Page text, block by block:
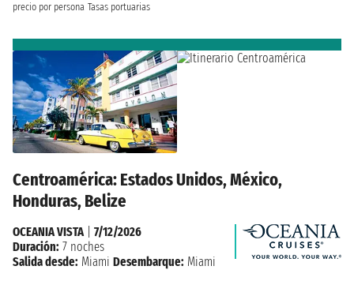
precio por persona Tasas portuarias
Centroamérica: Estados Unidos, México,
Honduras, Belize
OCEANIA VISTA
7/12/2026
Duración: 7 noches
Salida desde: Miami Desembarque: Miami